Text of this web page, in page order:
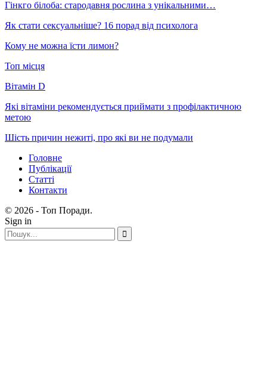
Гінкго білоба: стародавня рослина з унікальними…
Як стати сексуальніше? 16 порад від психолога
Кому не можна їсти лимон?
Топ місця
Вітамін D
Які вітаміни рекомендується приймати з профілактичною
метою
Шість причин нежиті, про які ви не подумали
Головне
Публікації
Статті
Контакти
© 2026 - Топ Поради.
Sign in